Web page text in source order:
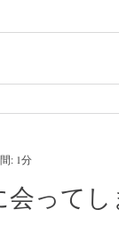
会ってし
: 1分